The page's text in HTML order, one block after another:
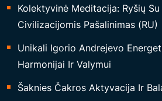
Kolektyvinė Meditacija: Ryšių
Civilizacijomis Pašalinimas (RU)
Unikali Igorio Andrejevo
Harmonijai Ir Valymui
Šaknies Čakros Aktyvacija Ir